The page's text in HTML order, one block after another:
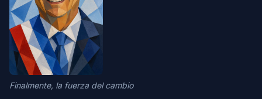
Finalmente, la fuerza del cambio